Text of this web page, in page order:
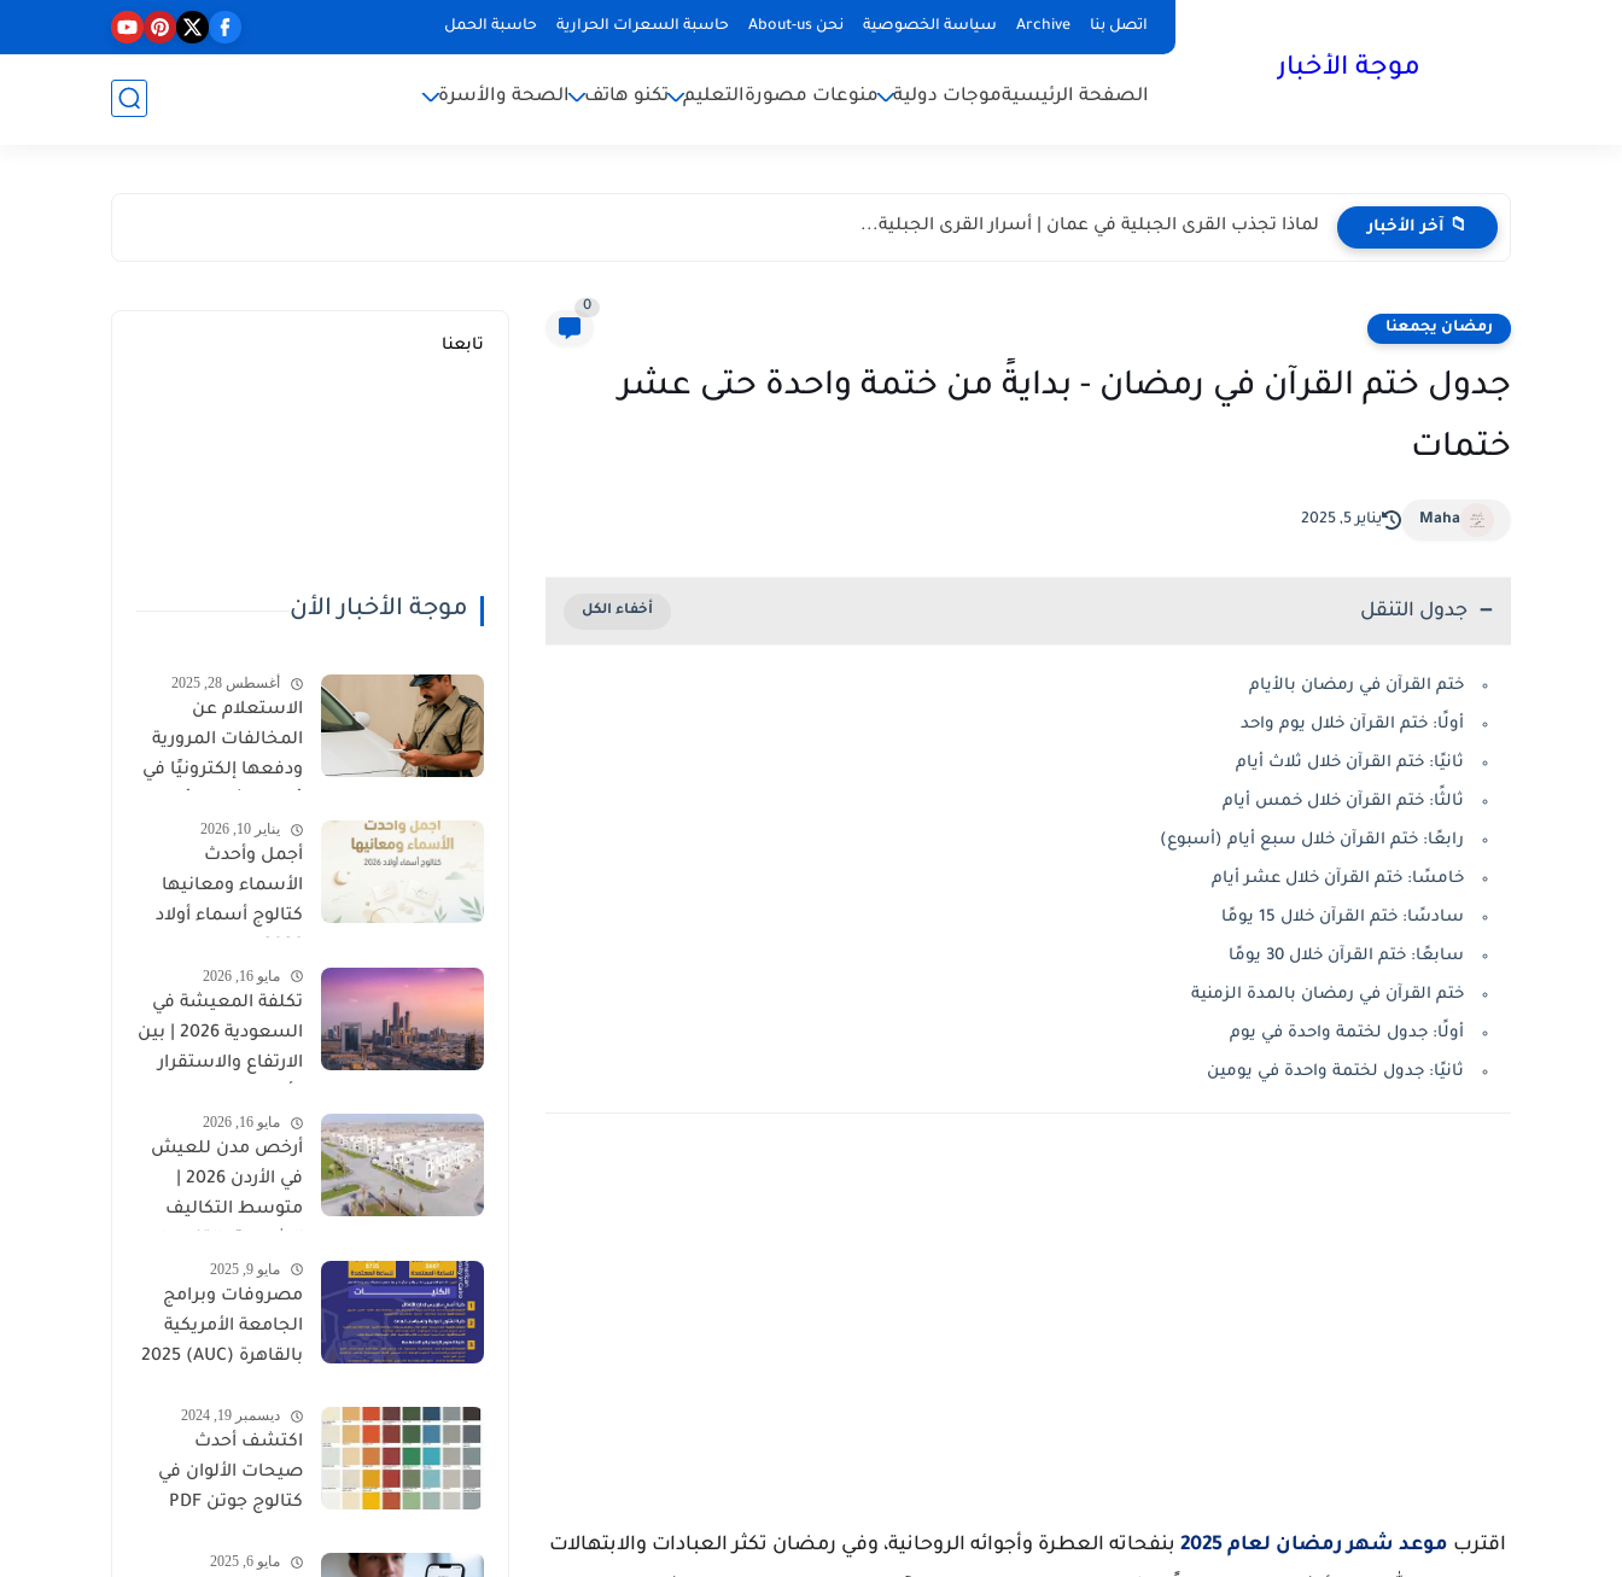
اتصل بنا Archive سياسة الخصوصية نحن About-us حاسبة السعرات الحرارية حاسبة الحمل
موجة الأخبار
الصفحة الرئيسيةموجات دولية منوعات مصورةالتعليم تكنو هاتف الصحة والأسرة
📁 آخر الأخبار لماذا تجذب القرى الجبلية في عمان | أسرار القرى الجبلية...
رمضان يجمعنا
0
جدول ختم القرآن في رمضان - بدايةً من ختمة واحدة حتى عشر
ختمات
Maha يناير 5, 2025
جدول التنقل
ختم القرآن في رمضان بالأيام
أولًا: ختم القرآن خلال يوم واحد
ثانيًا: ختم القرآن خلال ثلاث أيام
ثالثًا: ختم القرآن خلال خمس أيام
رابعًا: ختم القرآن خلال سبع أيام (أسبوع)
خامسًا: ختم القرآن خلال عشر أيام
سادسًا: ختم القرآن خلال 15 يومًا
سابعًا: ختم القرآن خلال 30 يومًا
ختم القرآن في رمضان بالمدة الزمنية
أولًا: جدول لختمة واحدة في يوم
ثانيًا: جدول لختمة واحدة في يومين
اقترب موعد شهر رمضان لعام 2025
بنفحاته العطرة وأجوائه الروحانية، وفي رمضان تكثر العبادات والابتهالات
تابعنا
موجة الأخبار الأن
أغسطس 28, 2025
الاستعلام عن
المخالفات المرورية
ودفعها إلكترونيًا في
السلطانية)
يناير 10, 2026
أجمل وأحدث
الأسماء ومعانيها
كتالوج أسماء أولاد
مايو 16, 2026
تكلفة المعيشة في
السعودية 2026 | بين
الارتفاع والاستقرار
المؤثرة
مايو 16, 2026
أرخص مدن للعيش
متوسط التكاليف
مايو 9, 2025
مصروفات وبرامج
الجامعة الأمريكية
بالقاهرة (AUC) 2025
ديسمبر 19, 2024
اكتشف أحدث
صيحات الألوان في
كتالوج جوتن PDF
مايو 6, 2025